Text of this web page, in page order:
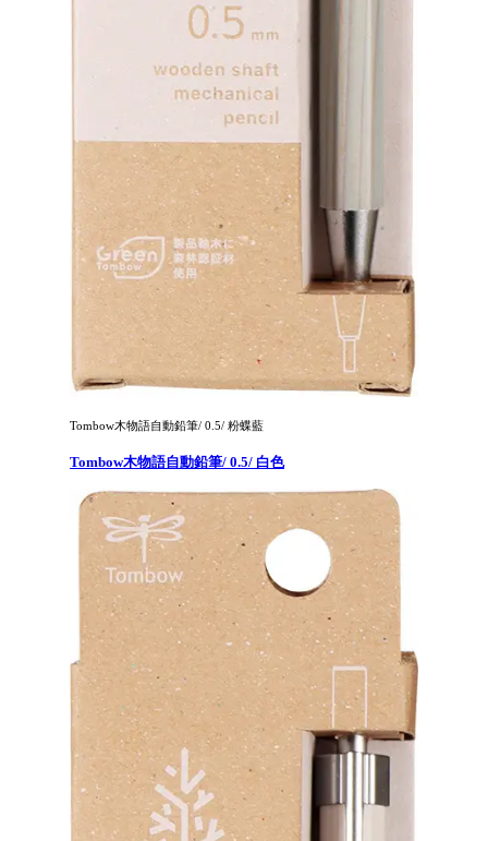
Tombow木物語自動鉛筆/ 0.5/ 粉蝶藍
Tombow木物語自動鉛筆/ 0.5/ 白色